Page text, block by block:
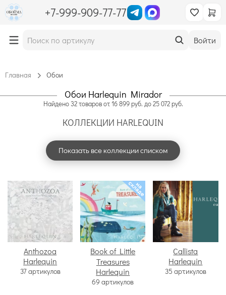
+7-999-909-77-77
Войти
Главная Обои
Обои Harlequin Mirador
Найдено 32 товаров от 16 899 руб. до 25 072 руб.
КОЛЛЕКЦИИ HARLEQUIN
Показать все коллекции списком
Anthozoa
Harlequin
37 артикулов
Book of Little
Treasures
Harlequin
69 артикулов
Callista
Harlequin
35 артикулов